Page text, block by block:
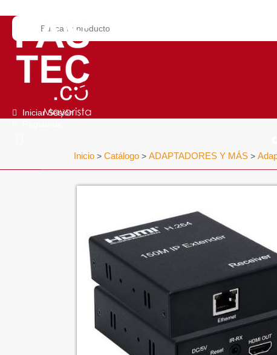
Iniciar Sesión
Inicio > Catálogo > ADAPTADORES Y MÁS >